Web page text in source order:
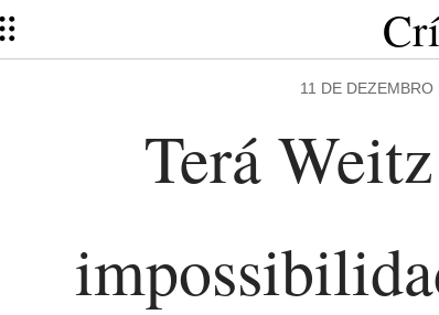
11 DE
Terá